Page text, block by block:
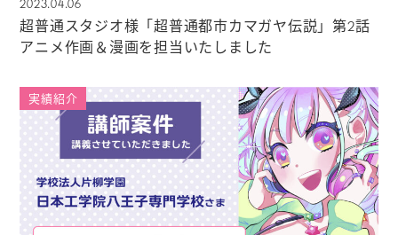
2023.04.06
超普通スタジオ様「超普通都市カマガヤ伝説」第2話
アニメ作画＆漫画を担当いたしました
実績紹介